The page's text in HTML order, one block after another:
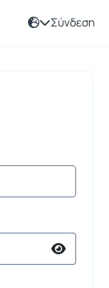
Σύνδεση